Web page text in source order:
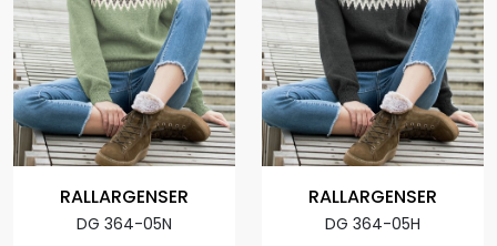
RALLARGENSER
DG 364-05N
RALLARGENSER
DG 364-05H